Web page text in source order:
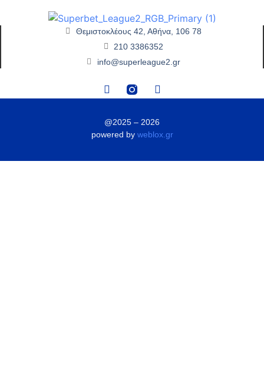
Θεμιστοκλέους 42, Αθήνα, 106 78
210 3386352
info@superleague2.gr
@2025 – 2026
powered by weblox.gr